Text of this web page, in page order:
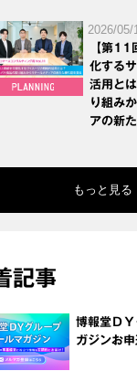
2026/05/
【第11
化する
活用と
り組み
アの新
もっと見る
記事
博報堂Ｄ
ガジンお